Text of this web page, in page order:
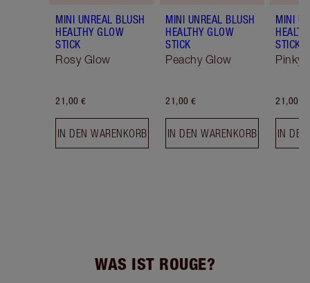
MINI UNREAL BLUSH
HEALTHY GLOW
STICK
Rosy Glow
21,00 €
IN DEN WARENKORB
MINI UNREAL BLUSH
HEALTHY GLOW
STICK
Peachy Glow
21,00 €
IN DEN WARENKORB
MINI
STICK
Pinky
21,00 €
IN
WAS IST ROUGE?